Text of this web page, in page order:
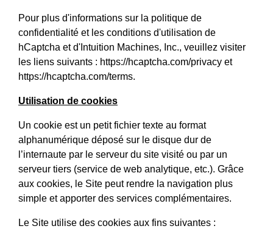
Pour plus d'informations sur la politique de
confidentialité et les conditions d'utilisation de
hCaptcha et d'Intuition Machines, Inc., veuillez visiter
les liens suivants : https://hcaptcha.com/privacy et
https://hcaptcha.com/terms.
Utilisation de cookies
Un cookie est un petit fichier texte au format
alphanumérique déposé sur le disque dur de
l’internaute par le serveur du site visité ou par un
serveur tiers (service de web analytique, etc.). Grâce
aux cookies, le Site peut rendre la navigation plus
simple et apporter des services complémentaires.
Le Site utilise des cookies aux fins suivantes :